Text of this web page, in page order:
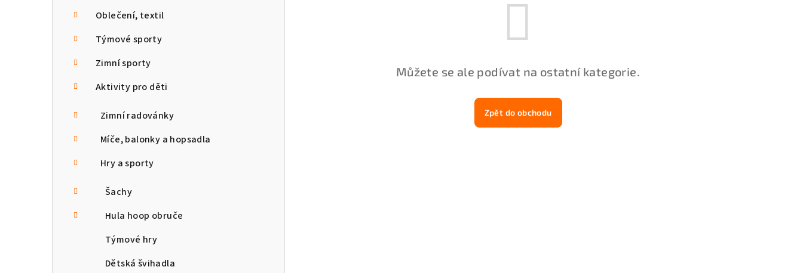
Oblečení, textil
Týmové sporty
Zimní sporty
Aktivity pro děti
Zimní radovánky
Míče, balonky a hopsadla
Hry a sporty
Šachy
Hula hoop obruče
Týmové hry
Dětská švihadla
Můžete se ale podívat na ostatní kategorie.
Zpět do obchodu